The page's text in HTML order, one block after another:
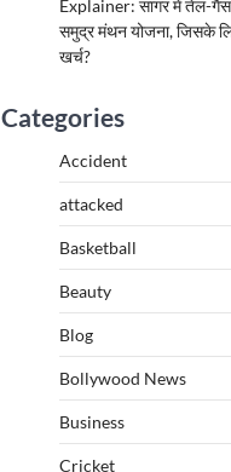
Explainer: सागर में तेल-गैस
समुद्र मंथन योजना, जिसके
खर्च?
Categories
Accident
attacked
Basketball
Beauty
Blog
Bollywood News
Business
Cricket